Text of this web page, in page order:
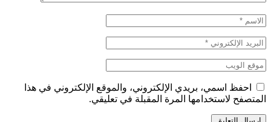
احفظ اسمي، بريدي الإلكتروني، والموقع الإلكتروني في هذا
المتصفح لاستخدامها المرة المقبلة في تعليقي.